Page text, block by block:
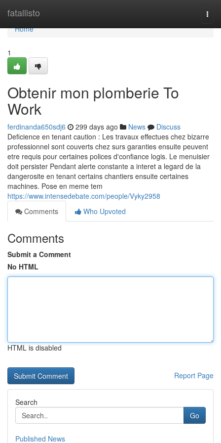
fatallisto
Home
Home
1
Obtenir mon plomberie To
Work
ferdinanda650sdj6 299 days ago News
Discuss
Deficience en tenant caution : Les travaux effectues chez bizarre
professionnel sont couverts chez surs garanties ensuite peuvent
etre requis pour certaines polices d'confiance logis. Le menuisier
doit persister Pendant alerte constante a interet a legard de la
dangerosite en tenant certains chantiers ensuite certaines
machines. Pose en meme tem
https://www.intensedebate.com/people/Vyky2958
Comments
Who Upvoted
Comments
Submit a Comment
No HTML
HTML is disabled
Report Page
Search
Go
Published News